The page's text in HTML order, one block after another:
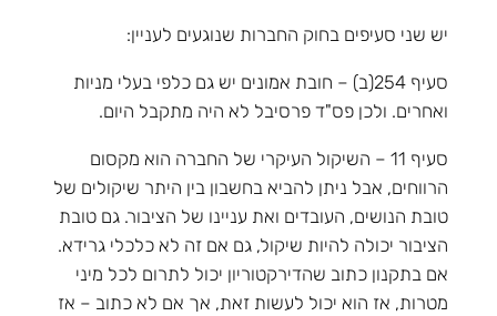
יש שני סעיפים בחוק החברות שנוגעים לעניין:
סעיף 254(ב) – חובת אמונים יש גם כלפי בעלי מניות
ואחרים. ולכן פס"ד פרסיבל לא היה מתקבל היום.
סעיף 11 – השיקול העיקרי של החברה הוא מקסום
הרווחים, אבל ניתן להביא בחשבון בין היתר שיקולים של
טובת הנושים, העובדים ואת עניינו של הציבור. גם טובת
הציבור יכולה להיות שיקול, גם אם זה לא כלכלי גרידא.
אם בתקנון כתוב שהדירקטוריון יכול לתרום לכל מיני
מטרות, אז הוא יכול לעשות זאת, אך אם לא כתוב – אז